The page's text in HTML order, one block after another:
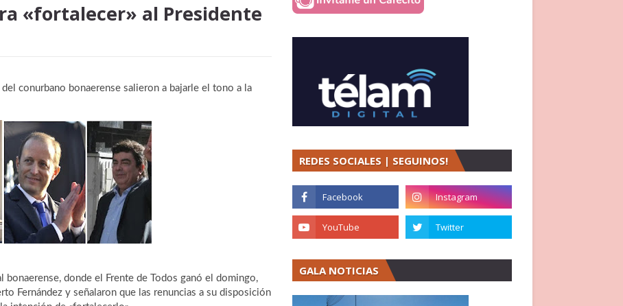
«fortalecer» al Presidente
conurbano bonaerense salieron a bajarle el tono a la
bonaerense, donde el Frente de Todos ganó el domingo,
Fernández y señalaron que las renuncias a su disposición
REDES SOCIALES | SEGUINOS!
GALA NOTICIAS